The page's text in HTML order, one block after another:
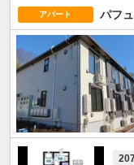
アパート パフ